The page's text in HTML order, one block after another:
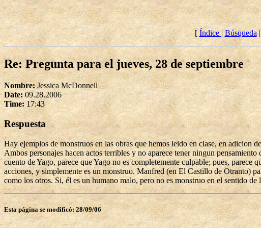
[Índice| Búsqueda
Re: Pregunta para el jueves, 28 de septiembre
Nombre:Jessica McDonnell
Date: 09.28.2006
Time: 17:43
Respuesta
Hay ejemplos de monstruos en las obras que hemos leido en clase, en adicion
Ambos personajes hacen actos terribles y no aparece tener ningun
cuento de Yago, parece que Yago no es completemente culpable; pues, parece
acciones, y simplemente es un monstruo. Manfred (en El Castillo de Otranto)
como los otros. Si, él es un humano malo, pero no es monstruo en el sentido
Esta página se modificó: 28/09/06